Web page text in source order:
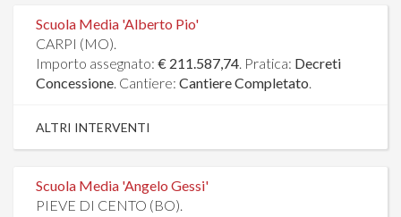
Scuola Media 'Alberto Pio'
CARPI (MO).
Importo assegnato: € 211.587,74. Pratica: Decreti
Concessione. Cantiere: Cantiere Completato.
ALTRI INTERVENTI
Scuola Media 'Angelo Gessi'
PIEVE DI CENTO (BO).